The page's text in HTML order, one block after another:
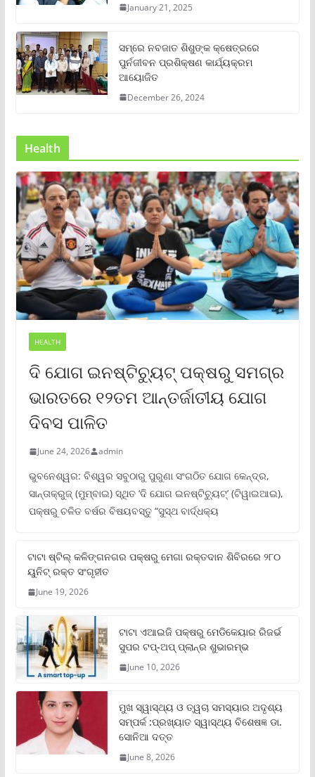
January 21, 2025
ସମ୍‌ରେ ନବଜାତ ଶିଶୁଙ୍କ କ୍ଷେତ୍ରରେ
ପୁର୍ନଜୀବନ ପ୍ରଶିକ୍ଷଣ କାର୍ଯ୍ୟକ୍ରମ
ଆୟୋଜିତ
December 26, 2024
Health
HEALTH
ଦି ଯୋଗ ଇନଷ୍ଟିଚ୍ୟୁଟ୍ ପକ୍ଷରୁ ସମଗ୍ର
ଭାରତରେ ୧୨ତମ ଆନ୍ତର୍ଜାତୀୟ ଯୋଗ
ଦିବସ ପାଳିତ
June 24, 2026 admin
ଭୁବନେଶ୍ୱର: ବିଶ୍ୱର ସବୁଠାରୁ ପୁରୁଣା ସଂଗଠିତ ଯୋଗ କେନ୍ଦ୍ର,
ସାନ୍ତାକ୍ରୁଜ୍ (ମୁମ୍ବାଇ) ସ୍ଥିତ ‘ଦି ଯୋଗ ଇନଷ୍ଟିଚ୍ୟୁଟ୍‌’ (ଟିୱାଇଆଇ),
ପକ୍ଷରୁ ଚଳିତ ବର୍ଷର ବିଷୟବସ୍ତୁ “ସୁସ୍ଥ ବାର୍ଦ୍ଧକ୍ୟ
ଟାଟା ଷ୍ଟିଲ୍‌ କଳିଙ୍ଗନଗର ପକ୍ଷରୁ ମେଗା ରକ୍ତଦାନ ଶିବିରରେ ୨୮୦
ୟୁନିଟ୍‌ ରକ୍ତ ସଂଗୃହୀତ
June 19, 2026
ଟାଟା ଏଆଇଜି ପକ୍ଷରୁ ମେଡିକେୟାର ରିଜର୍ଭ
ସୁପର ଟପ୍‌-ଅପ୍ ପ୍ଲାନ୍‌ର ଶୁଭାରମ୍ଭ
June 10, 2026
ମୁଖ ସ୍ୱାସ୍ଥ୍ୟ ଓ ତ୍ୱଚା ସମସ୍ୟାର ଅଦୃଶ୍ୟ
ସମ୍ପର୍କ :ପ୍ରଖ୍ୟାତ ସ୍ୱାସ୍ଥ୍ୟ ବିଶେଷଜ୍ଞ ଡା.
ସୋନିଆ ଦତ୍ତ
June 8, 2026